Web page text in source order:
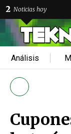
2 Noticias hoy
Análisis